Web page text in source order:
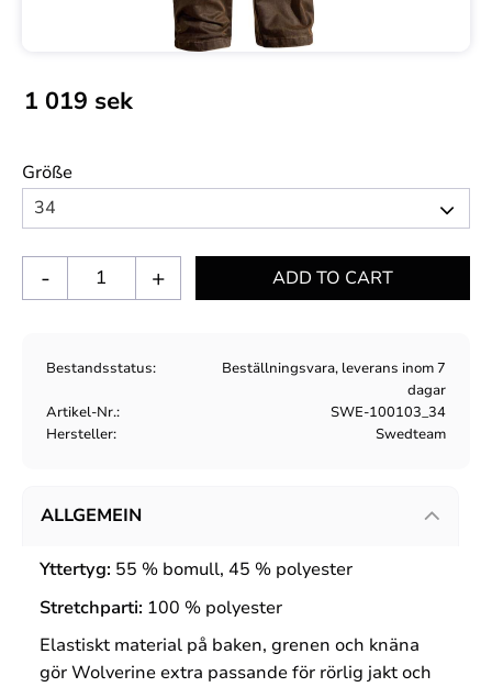
1 019 sek
Größe
+
-
Bestandsstatus
Beställningsvara, leverans inom 7
dagar
Artikel-Nr.
SWE-100103_34
Hersteller
Swedteam
ALLGEMEIN
Yttertyg: 55 % bomull, 45 % polyester
Stretchparti: 100 % polyester
Elastiskt material på baken, grenen och knäna
gör Wolverine extra passande för rörlig jakt och